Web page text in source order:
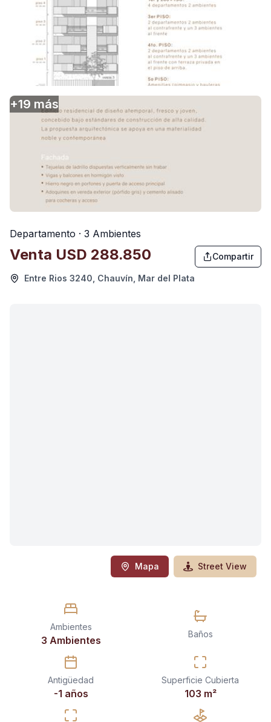
+19 más
Departamento · 3 Ambientes
Venta USD 288.850 Compartir
Entre Rios 3240, Chauvín, Mar del Plata
Mapa Street View
Ambientes
3 Ambientes
Baños
Antigüedad
-1 años
Superficie Cubierta
103 m²